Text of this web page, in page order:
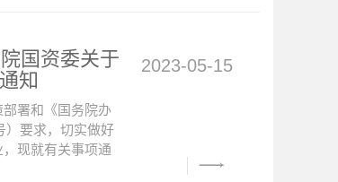
国资委关于
知
署和《国务院办
）要求，切实做好
现就有关事项通
2023-05-15